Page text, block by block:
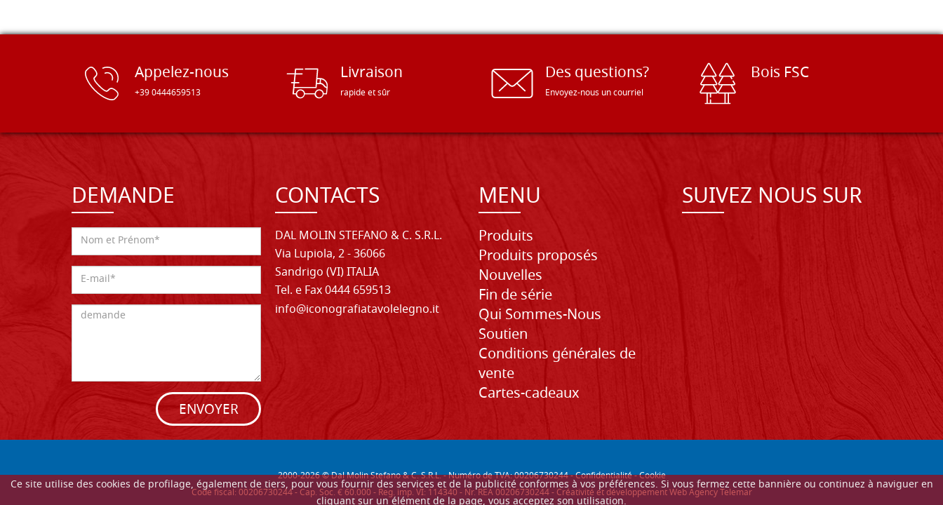
Ce site utilise des cookies de profilage, également de tiers, pour vous fournir des services et de la publicité conformes à vos préférences. Si vous fermez cette bannière ou continuez à naviguer en
Appelez-nous
+39 0444659513
Livraison
rapide et sûr
Des questions?
Envoyez-nous un courriel
Bois FSC
DEMANDE
ENVOYER
CONTACTS
DAL MOLIN STEFANO & C. S.R.L.
Via Lupiola, 2 - 36066
Sandrigo (VI) ITALIA
Tel. e Fax 0444 659513
info@iconografiatavolelegno.it
MENU
Produits
Produits proposés
Nouvelles
Fin de série
Qui Sommes-Nous
Soutien
Conditions générales de
vente
Cartes-cadeaux
SUIVEZ NOUS SUR
2000-2026© Dal Molin Stefano & C. S.R.L. - Numéro de TVA: 00206730244 -Confidentialité-Cookie
Code fiscal: 00206730244 - Cap. Soc. € 60.000 - Reg. imp. VI: 114340 - Nr. REA 00206730244 - Créativité et développement Web Agency Telemar